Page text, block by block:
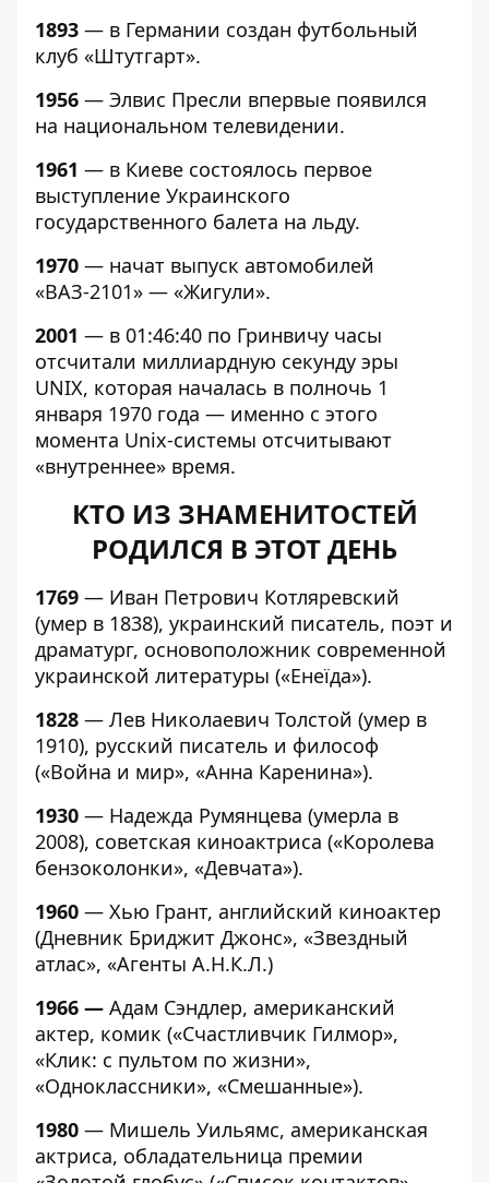
1893 — в Германии создан футбольный
клуб «Штутгарт».
1956 — Элвис Пресли впервые появился
на национальном телевидении.
1961 — в Киеве состоялось первое
выступление Украинского
государственного балета на льду.
1970 — начат выпуск автомобилей
«ВАЗ-2101» — «Жигули».
2001 — в 01:46:40 по Гринвичу часы
отсчитали миллиардную секунду эры
UNIX, которая началась в полночь 1
января 1970 года — именно с этого
момента Unix-системы отсчитывают
«внутреннее» время.
КТО ИЗ ЗНАМЕНИТОСТЕЙ
РОДИЛСЯ В ЭТОТ ДЕНЬ
1769 — Иван Петрович Котляревский
(умер в 1838), украинский писатель, поэт и
драматург, основоположник современной
украинской литературы («Енеїда»).
1828 — Лев Николаевич Толстой (умер в
1910), русский писатель и философ
(«Война и мир», «Анна Каренина»).
1930 — Надежда Румянцева (умерла в
2008), советская киноактриса («Королева
бензоколонки», «Девчата»).
1960 — Хью Грант, английский киноактер
(Дневник Бриджит Джонс», «Звездный
атлас», «Агенты А.Н.К.Л.)
1966 — Адам Сэндлер, американский
актер, комик («Счастливчик Гилмор»,
«Клик: с пультом по жизни»,
«Одноклассники», «Смешанные»).
1980 — Мишель Уильямс, американская
актриса, обладательница премии